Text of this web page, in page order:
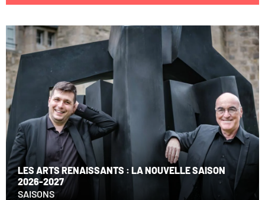
LES ARTS RENAISSANTS : LA NOUVELLE SAISON
2026-2027
SAISONS